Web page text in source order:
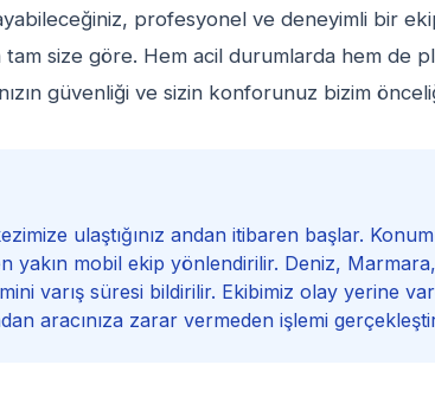
profesyonel ve deneyimli bir
tam size göre. Hem acil durumlarda hem de
güvenliği ve sizin konforunuz bizim
ulaştığınız andan itibaren başlar.
yakın mobil ekip yönlendirilir. Deniz,
varış süresi bildirilir. Ekibimiz olay yerine
aracınıza zarar vermeden işlemi